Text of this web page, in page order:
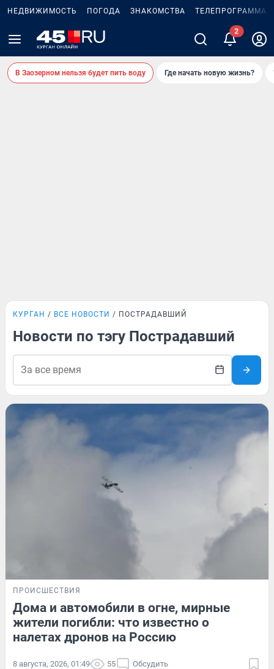
НЕДВИЖИМОСТЬ ПОГОДА ЗНАКОМСТВА ТЕЛЕПРОГРАММА
2
В Заозерном нельзя будет пить воду Где начать новую жизнь?
КУРГАН ВСЕ НОВОСТИ ПОСТРАДАВШИЙ
Новости по тэгу Пострадавший
ПРОИСШЕСТВИЯ
Дома и автомобили в огне, мирные
жители погибли: что известно о
налетах дронов на Россию
8 августа, 2026, 01:49 55 Обсудить